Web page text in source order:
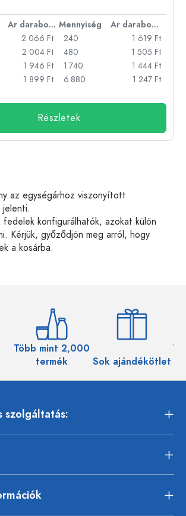
Ár darabonként Mennyiség
Ár darabonként
2 066 Ft
2 004 Ft
1 946 Ft
1 899 Ft
240
1 619 Ft
480
1 505 Ft
1.740
1 444 Ft
6.880
1 247 Ft
Részletek
az egységárhoz viszonyított
fedelek konfigurálhatók, azokat külön
Kérjük, győződjön meg arról, hogy
a kosárba.
Több mint 2,000
termék
Sok ajándékötlet
szolgáltatás: